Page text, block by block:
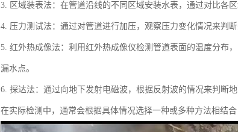
3. 区域装表法：在管道沿线的不同区域安装水表，通过对比各
4. 压力测试法：通过对管道进行加压，观察压力变化情况来判
5. 红外热成像法：利用红外热成像仪检测管道表面的温度分布
漏水点。
6. 探达法：通过向地下发射电磁波，根据反射波的情况来判断
在实际检测中，通常会根据具体情况选择一种或多种方法相结合